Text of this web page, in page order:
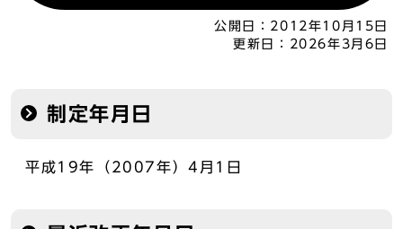
公開日： 2012年10月15日
更新日：
2026年3月6日
制定年月日
平成19年（2007年）4月1日